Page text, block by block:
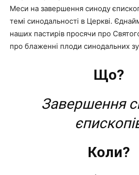
Меси на завершення синоду
темі синодальності в Церкві.
наших пастирів просячи про
про блаженні плоди синодальних
Що?
Завершення
Коли?